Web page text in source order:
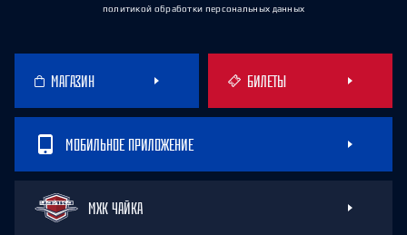
политикой обработки персональных данных
МАГАЗИН БИЛЕТЫ
МОБИЛЬНОЕ ПРИЛОЖЕНИЕ
МХК ЧАЙКА